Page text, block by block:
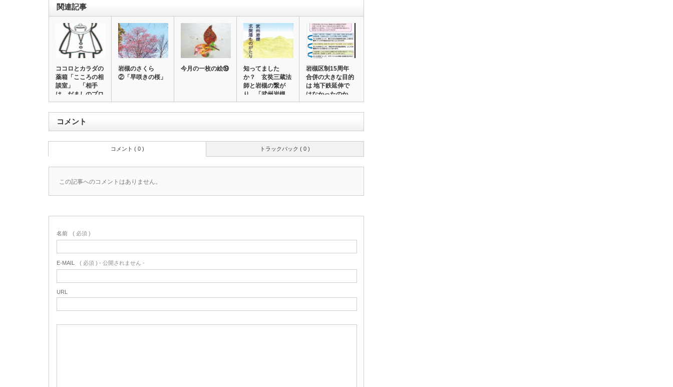
関連記事
ココロとカラダの
薬箱「こころの相
談室」 「相手
は、だましのプロ
で…
岩槻のさくら
②「早咲きの桜」
今月の一枚の絵⑲
知ってました
か？ 玄奘三蔵法
師と岩槻の繋が
り 「武州岩槻
玄奘塔…
岩槻区制15周年
合併の大きな目的
は 地下鉄延伸で
はなかったのか…
コメント
トラックバック ( 0 )
コメント ( 0 )
この記事へのコメントはありません。
名前 ( 必須 )
E-MAIL ( 必須 ) - 公開されません -
URL